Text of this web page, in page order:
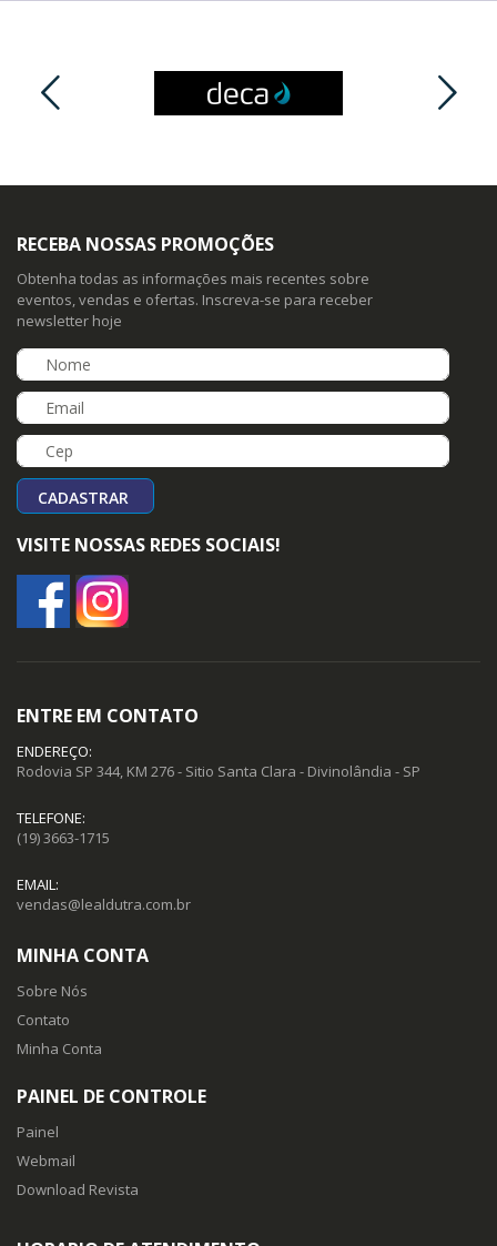
RECEBA NOSSAS PROMOÇÕES
Obtenha todas as informações mais recentes sobre
eventos, vendas e ofertas. Inscreva-se para receber
newsletter hoje
CADASTRAR
VISITE NOSSAS REDES SOCIAIS!
ENTRE EM CONTATO
ENDEREÇO:
Rodovia SP 344, KM 276 - Sitio Santa Clara - Divinolândia - SP
TELEFONE:
(19) 3663-1715
EMAIL:
vendas@lealdutra.com.br
MINHA CONTA
Sobre Nós
Contato
Minha Conta
PAINEL DE CONTROLE
Painel
Webmail
Download Revista